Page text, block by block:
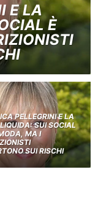
E LA
È
PELLEGRINI E LA
SUI SOCIAL
MA I
SUI RISCHI